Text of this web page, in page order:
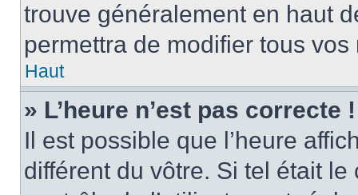
trouve généralement en haut
permettra de modifier tous
Haut
» L’heure n’est pas correcte !
Il est possible que l’heure
différent du vôtre. Si tel était